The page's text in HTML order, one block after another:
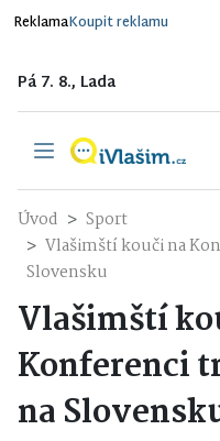
ReklamaKoupit reklamu
Pá 7. 8., Lada
Úvod
Sport
Vlašimští kouči na
Slovensku
Vlašimští
Konferenci
na